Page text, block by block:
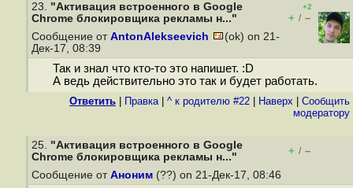
23. "Активация встроенного в Google
Chrome блокировщика рекламы н..."
+2
+ / –
Сообщение от AntonAlekseevich
(ok) on 21-
Дек-17, 08:39
Так и знал что кто-то это напишет. :D
А ведь действительно это так и будет работать.
Ответить Правка| ^ к родителю #22 Наверх
Cообщить
модератору
25. "Активация встроенного в Google
Chrome блокировщика рекламы н..."
+ / –
Сообщение от Аноним (??) on 21-Дек-17, 08:46